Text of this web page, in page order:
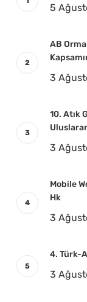
5
AB
3
10. Atık
3
Mobile
Hk
3
4. Türk-
3